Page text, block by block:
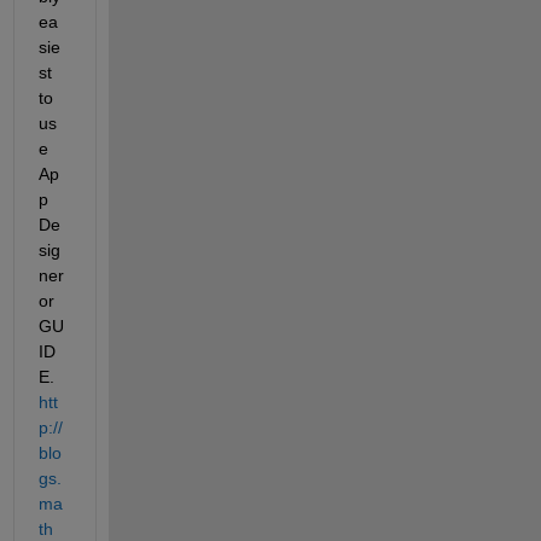
ea
sie
st
to
us
e
Ap
p
De
sig
ner
or
GU
ID
E.
htt
p://
blo
gs.
ma
th